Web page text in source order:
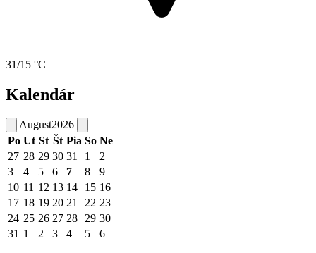
31/15 °C
Kalendár
August2026
Po Ut St Št Pia So Ne
27 28 29 30 31 1
2
3
4 5 6 7 8
9
10 11 12 13 14 15 16
17 18 19 20 21 22 23
24 25 26 27 28 29 30
31 1 2 3 4 5 6